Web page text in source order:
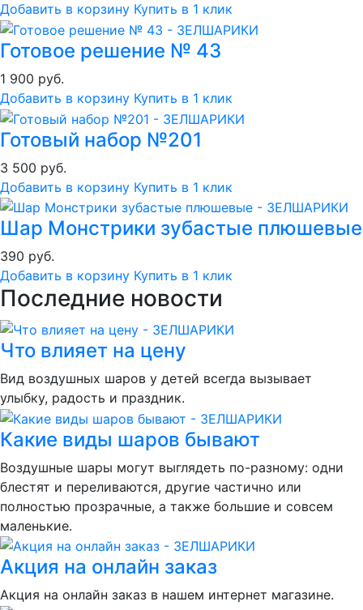
Добавить в корзину Купить в 1 клик
Готовое решение № 43
1 900 руб.
Добавить в корзину Купить в 1 клик
Готовый набор №201
3 500 руб.
Добавить в корзину Купить в 1 клик
Шар Монстрики зубастые плюшевые
390 руб.
Добавить в корзину Купить в 1 клик
Последние новости
Что влияет на цену
Вид воздушных шаров у детей всегда вызывает
улыбку, радость и праздник.
Какие виды шаров бывают
Воздушные шары могут выглядеть по-разному: одни
блестят и переливаются, другие частично или
полностью прозрачные, а также большие и совсем
маленькие.
Акция на онлайн заказ
Акция на онлайн заказ в нашем интернет магазине.